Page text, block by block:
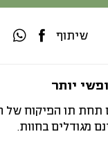
יותר
תו הפיקוח של
מגודלים בחוות.
שיתוף